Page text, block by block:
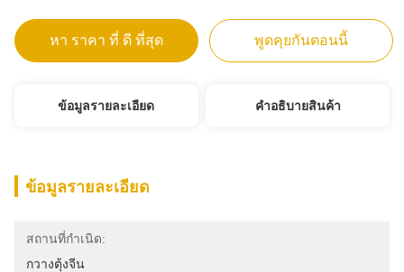
หา ราคา ที่ ดี ที่สุด พูดคุยกันตอนนี้
ข้อมูลรายละเอียด คําอธิบายสินค้า
ข้อมูลรายละเอียด
สถานที่กำเนิด:
กวางตุ้งจีน